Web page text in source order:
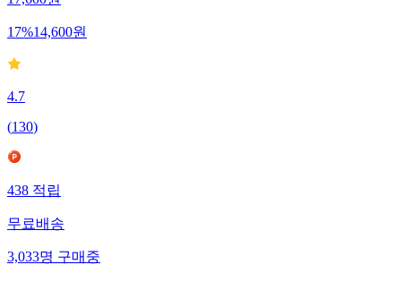
17%14,600원
4.7
(130)
438적립
무료배송
3,033명구매중